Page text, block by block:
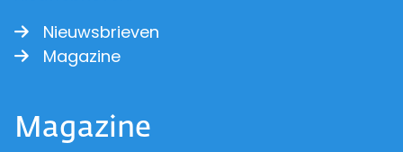
Nieuwsbrieven
Magazine
Magazine